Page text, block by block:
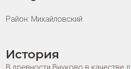
Район: Михайловский
История